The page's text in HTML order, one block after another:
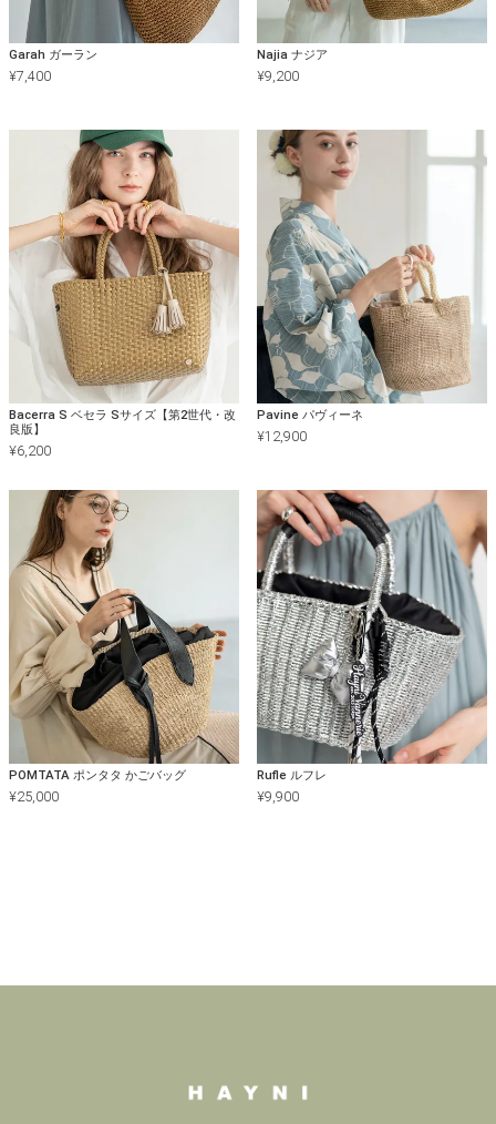
Garah ガーラン
¥7,400
Najia ナジア
¥9,200
Bacerra S ベセラ Sサイズ【第2世代・改
良版】
¥6,200
Pavine パヴィーネ
¥12,900
POMTATA ポンタタ かごバッグ
¥25,000
Rufle ルフレ
¥9,900